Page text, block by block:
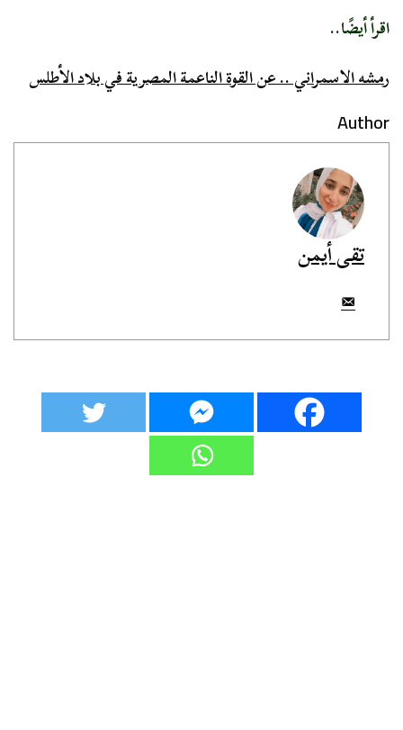
اقرأ أيضًا..
رمشه الاسمراني .. عن القوة الناعمة المصرية في بلاد الأطلس
Author
تقى أيمن